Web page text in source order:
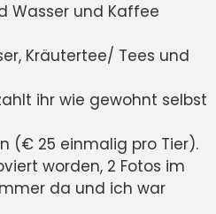
Wasser und Kaffee
Kräutertee/ Tees und
ihr wie gewohnt selbst
(€ 25 einmalig pro Tier).
worden, 2 Fotos im
da und ich war